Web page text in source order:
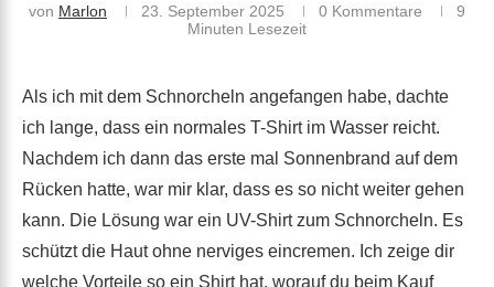
von Marlon 23. September 2025 0 Kommentare
9
Minuten Lesezeit
Als ich mit dem Schnorcheln angefangen habe, dachte
ich lange, dass ein normales T-Shirt im Wasser reicht.
Nachdem ich dann das erste mal Sonnenbrand auf dem
Rücken hatte, war mir klar, dass es so nicht weiter gehen
kann. Die Lösung war ein UV-Shirt zum Schnorcheln. Es
schützt die Haut ohne nerviges eincremen. Ich zeige dir
welche Vorteile so ein Shirt hat, worauf du beim Kauf